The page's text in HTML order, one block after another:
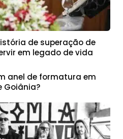
de superação de
em legado de vida
anel de formatura em
Goiânia?